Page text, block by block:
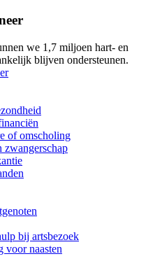
we 1,7 miljoen hart- en
blijven ondersteunen.
of omscholing
zwangerschap
bij artsbezoek
voor naasten